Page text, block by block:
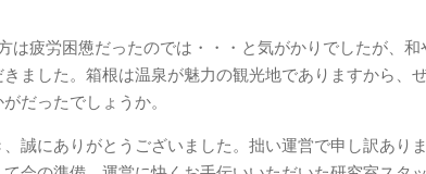
疲労困憊だったのでは・・・と気がかりでしたが、和
ました。箱根は温泉が魅力の観光地でありますから、
だったでしょうか。
誠にありがとうございました。拙い運営で申し訳あり